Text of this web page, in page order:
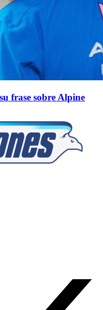
frase sobre Alpine